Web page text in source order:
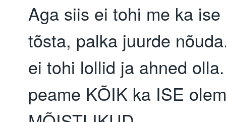
Aga siis ei tohi me ka
tõsta, palka juurde
ei tohi lollid ja ahned
peame KÕIK ka ISE